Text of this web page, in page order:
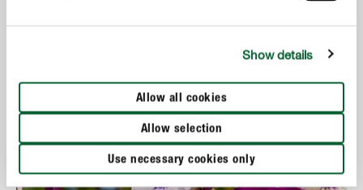
Show details
Allow all cookies
Allow selection
Use necessary cookies only